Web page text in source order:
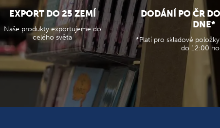
EXPORT DO 25 ZEMÍ
Naše produkty exportujeme do
celého světa
DODÁNÍ PO ČR
DNE*
*Platí pro skladové
do 12:00